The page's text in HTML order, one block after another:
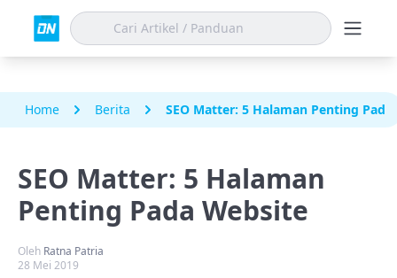
Home Berita SEO Matter: 5 Halaman Penting
SEO Matter: 5 Halaman
Penting Pada Website
Oleh Ratna Patria
28 Mei 2019